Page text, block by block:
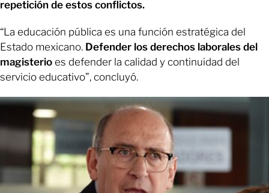
repetición de estos conflictos.
“La educación pública es una función estratégica del
Estado mexicano. Defender los derechos laborales del
magisterio es defender la calidad y continuidad del
servicio educativo”, concluyó.